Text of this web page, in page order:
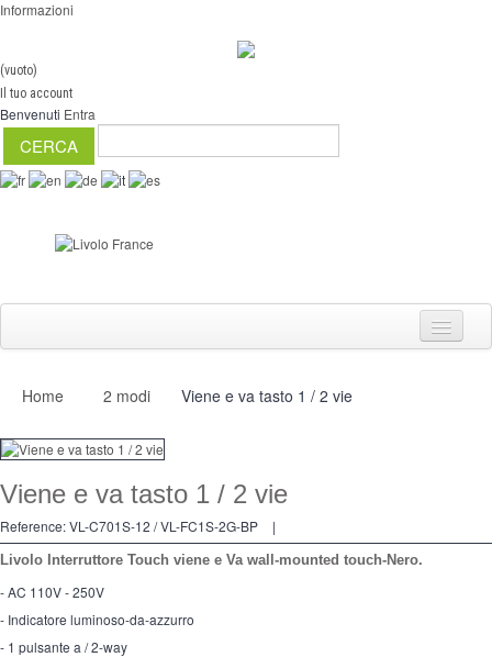
Informazioni
(vuoto)
Il tuo account
Benvenuti Entra
Interruttori
Dimmer
2 modi
accessori
Home 2 modi Viene e va tasto 1 / 2 vie
Viene e va tasto 1 / 2 vie
Reference:VL-C701S-12 / VL-FC1S-2G-BP |
Livolo Interruttore Touch viene e Va wall-mounted touch-Nero.
- AC 110V - 250V
- Indicatore luminoso-da-azzurro
- 1 pulsante a / 2-way